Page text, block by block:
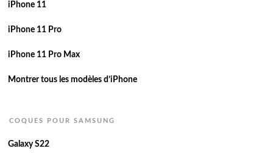
iPhone 11
iPhone 11 Pro
iPhone 11 Pro Max
Montrer tous les modèles d’iPhone
COQUES POUR SAMSUNG
Galaxy S22